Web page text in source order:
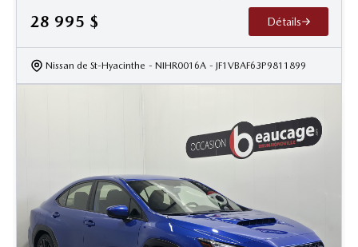
28 995 $ Détails
Nissan de St-Hyacinthe - NIHR0016A - JF1VBAF63P9811899